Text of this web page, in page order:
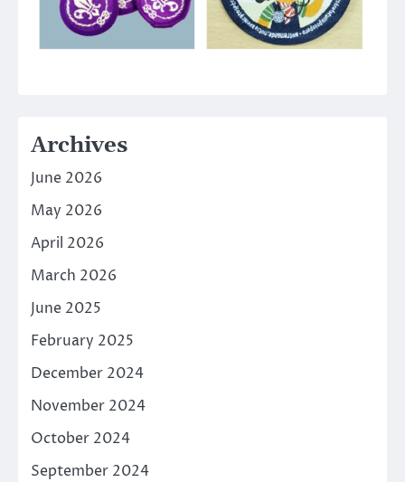
Archives
June 2026
May 2026
April 2026
March 2026
June 2025
February 2025
December 2024
November 2024
October 2024
September 2024